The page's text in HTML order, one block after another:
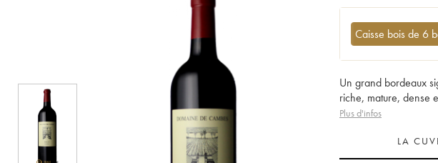
Caisse bois de 6
Un grand bordeaux
riche, mature, dense
Plus d'infos
LA